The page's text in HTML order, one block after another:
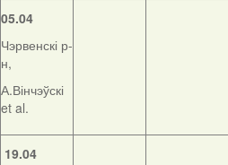
05.04
Чэрвенскі р-
н,
А.Вінчэўскі
et al.
19.04